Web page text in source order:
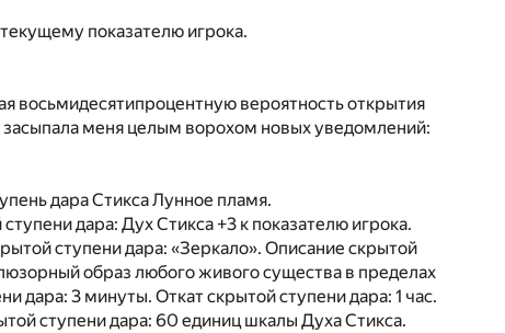
показателю игрока.
восьмидесятипроцентную вероятность открытия
меня целым ворохом новых уведомлений:
дара Стикса Лунное пламя.
дара: Дух Стикса +3 к показателю игрока.
ступени дара: «Зеркало». Описание скрытой
образ любого живого существа в пределах
дара: 3 минуты. Откат скрытой ступени дара: 1 час.
ступени дара: 60 единиц шкалы Духа Стикса.